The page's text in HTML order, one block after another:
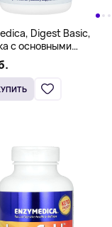
Digest Basic,
с основными
90 капсул